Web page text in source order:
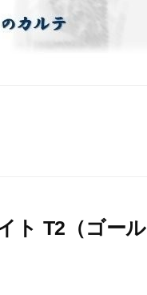
ト T2（ゴール